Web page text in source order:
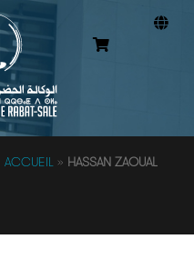
ACCUEIL » HASSAN ZAOUAL